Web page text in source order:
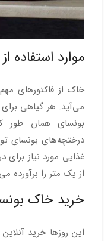
موارد استفاده
خاک از فاکتورهای
می‌آید. هر گیاهی
بونسای همان
درختچه‌های بونسای
غذایی مورد نیاز
از یک متر را برآورده
خرید خاک
این روزها خرید